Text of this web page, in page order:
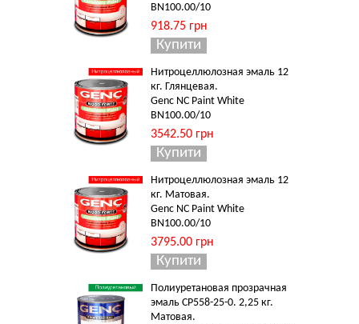
BN100.00/10
918.75 грн
Нитроцеллюлозная эмаль 12
кг. Глянцевая.
Genc NC Paint White
BN100.00/10
3542.50 грн
Нитроцеллюлозная эмаль 12
кг. Матовая.
Genc NC Paint White
BN100.00/10
3795.00 грн
Полиуретановая прозрачная
эмаль CP558-25-0. 2,25 кг.
Матовая.